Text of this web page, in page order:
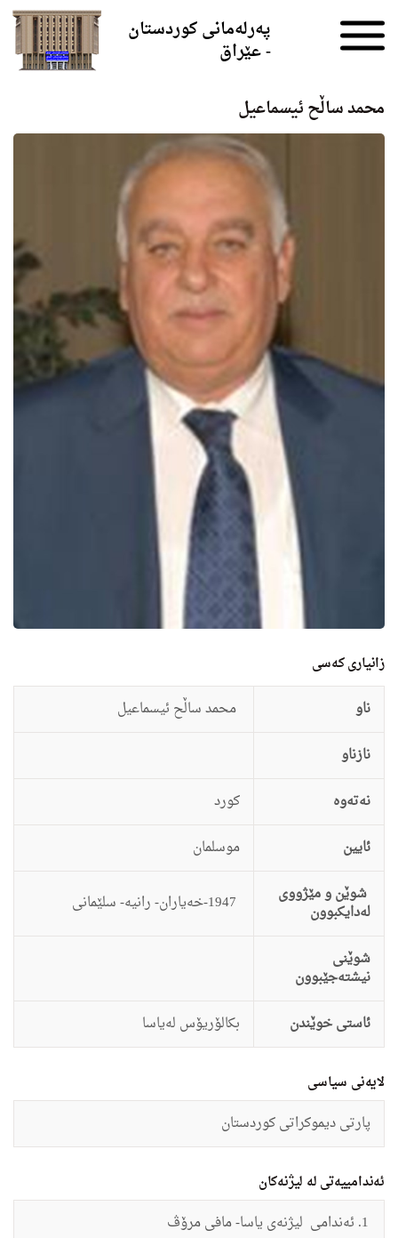
پەرلەمانی کوردستان
- عێراق
محمد ساڵح ئیسماعیل
زانيارى کەسی
ناو
محمد ساڵح ئیسماعیل
نازناو
نەتەوە
كورد
ئایین
موسلمان
شوێن و مێژووی
لەدایکبوون 1947-خه‌یاران- رانیه‌- سلێمانی
شوێنی
نیشتەجێبوون
ئاستى خوێندن
بكالۆریۆس له‌یاسا
لایەنی سیاسی
پارتی دیموكراتی كوردستان
ئەندامییەتی لە لیژنەکان
ئەندامی لیژنەی یاسا- مافی مرۆڤ